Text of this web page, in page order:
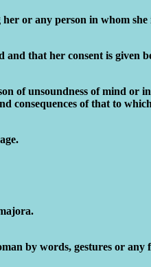
or any person in whom
that her consent is given
of unsoundness of mind
consequences of that to
by words, gestures or